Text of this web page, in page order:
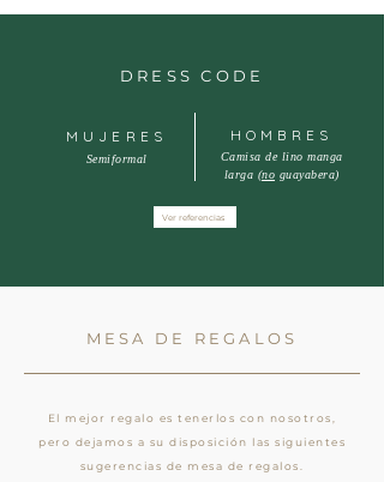
DRESS CODE
MUJERES
Semiformal
HOMBRES
Camisa de lino manga
larga (no guayabera)
Ver referencias
MESA DE REGALOS
El mejor regalo es tenerlos con nosotros,
pero dejamos a su disposición las siguientes
sugerencias de mesa de regalos.